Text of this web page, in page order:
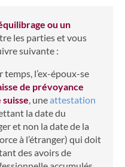
ou un
les parties et vous
suivante :
temps, l’ex-époux-se
de prévoyance
, uneattestation
la date du
et non la date de la
à l’étranger) qui doit
des avoirs de